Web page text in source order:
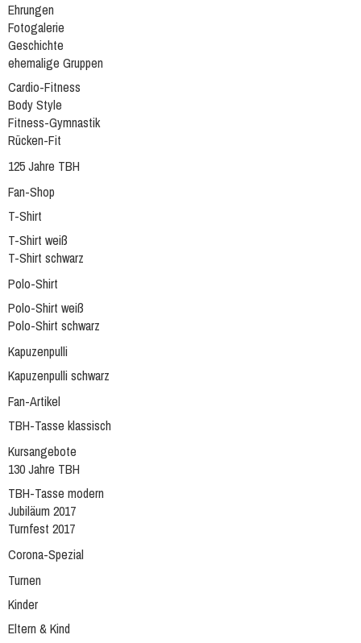
Ehrungen
Fotogalerie
Geschichte
ehemalige Gruppen
Cardio-Fitness
Body Style
Fitness-Gymnastik
Rücken-Fit
125 Jahre TBH
Fan-Shop
T-Shirt
T-Shirt weiß
T-Shirt schwarz
Polo-Shirt
Polo-Shirt weiß
Polo-Shirt schwarz
Kapuzenpulli
Kapuzenpulli schwarz
Fan-Artikel
TBH-Tasse klassisch
Kursangebote
130 Jahre TBH
TBH-Tasse modern
Jubiläum 2017
Turnfest 2017
Corona-Spezial
Turnen
Kinder
Eltern & Kind